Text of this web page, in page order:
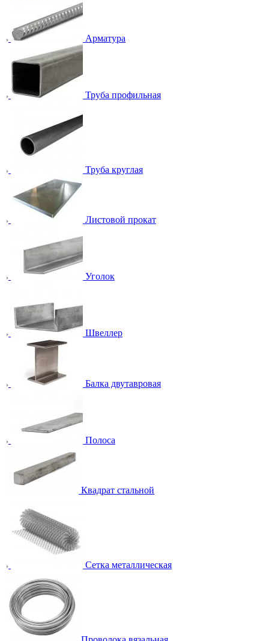
Арматура
Труба профильная
Труба круглая
Листовой прокат
Уголок
Швеллер
Балка двутавровая
Полоса
Квадрат стальной
Сетка металлическая